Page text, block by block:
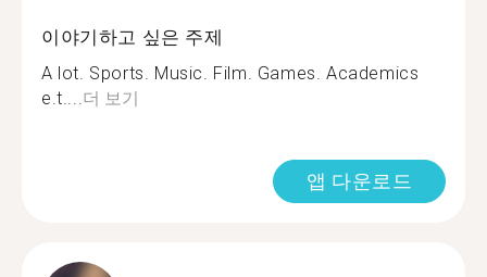
이야기하고 싶은 주제
A lot. Sports. Music. Film. Games. Academics
e.t....더 보기
앱 다운로드